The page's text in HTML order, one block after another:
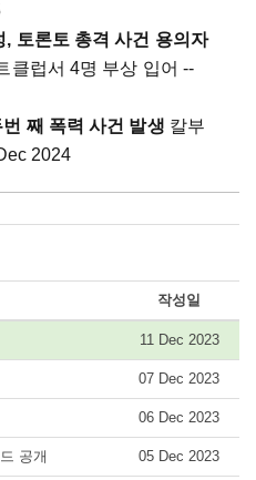
토론토 총격 사건 용의자
클럽서 4명 부상 입어 --
째 폭력 사건 발생 칼부
2024
작성일
11 Dec 2023
07 Dec 2023
06 Dec 2023
공개 05 Dec 2023